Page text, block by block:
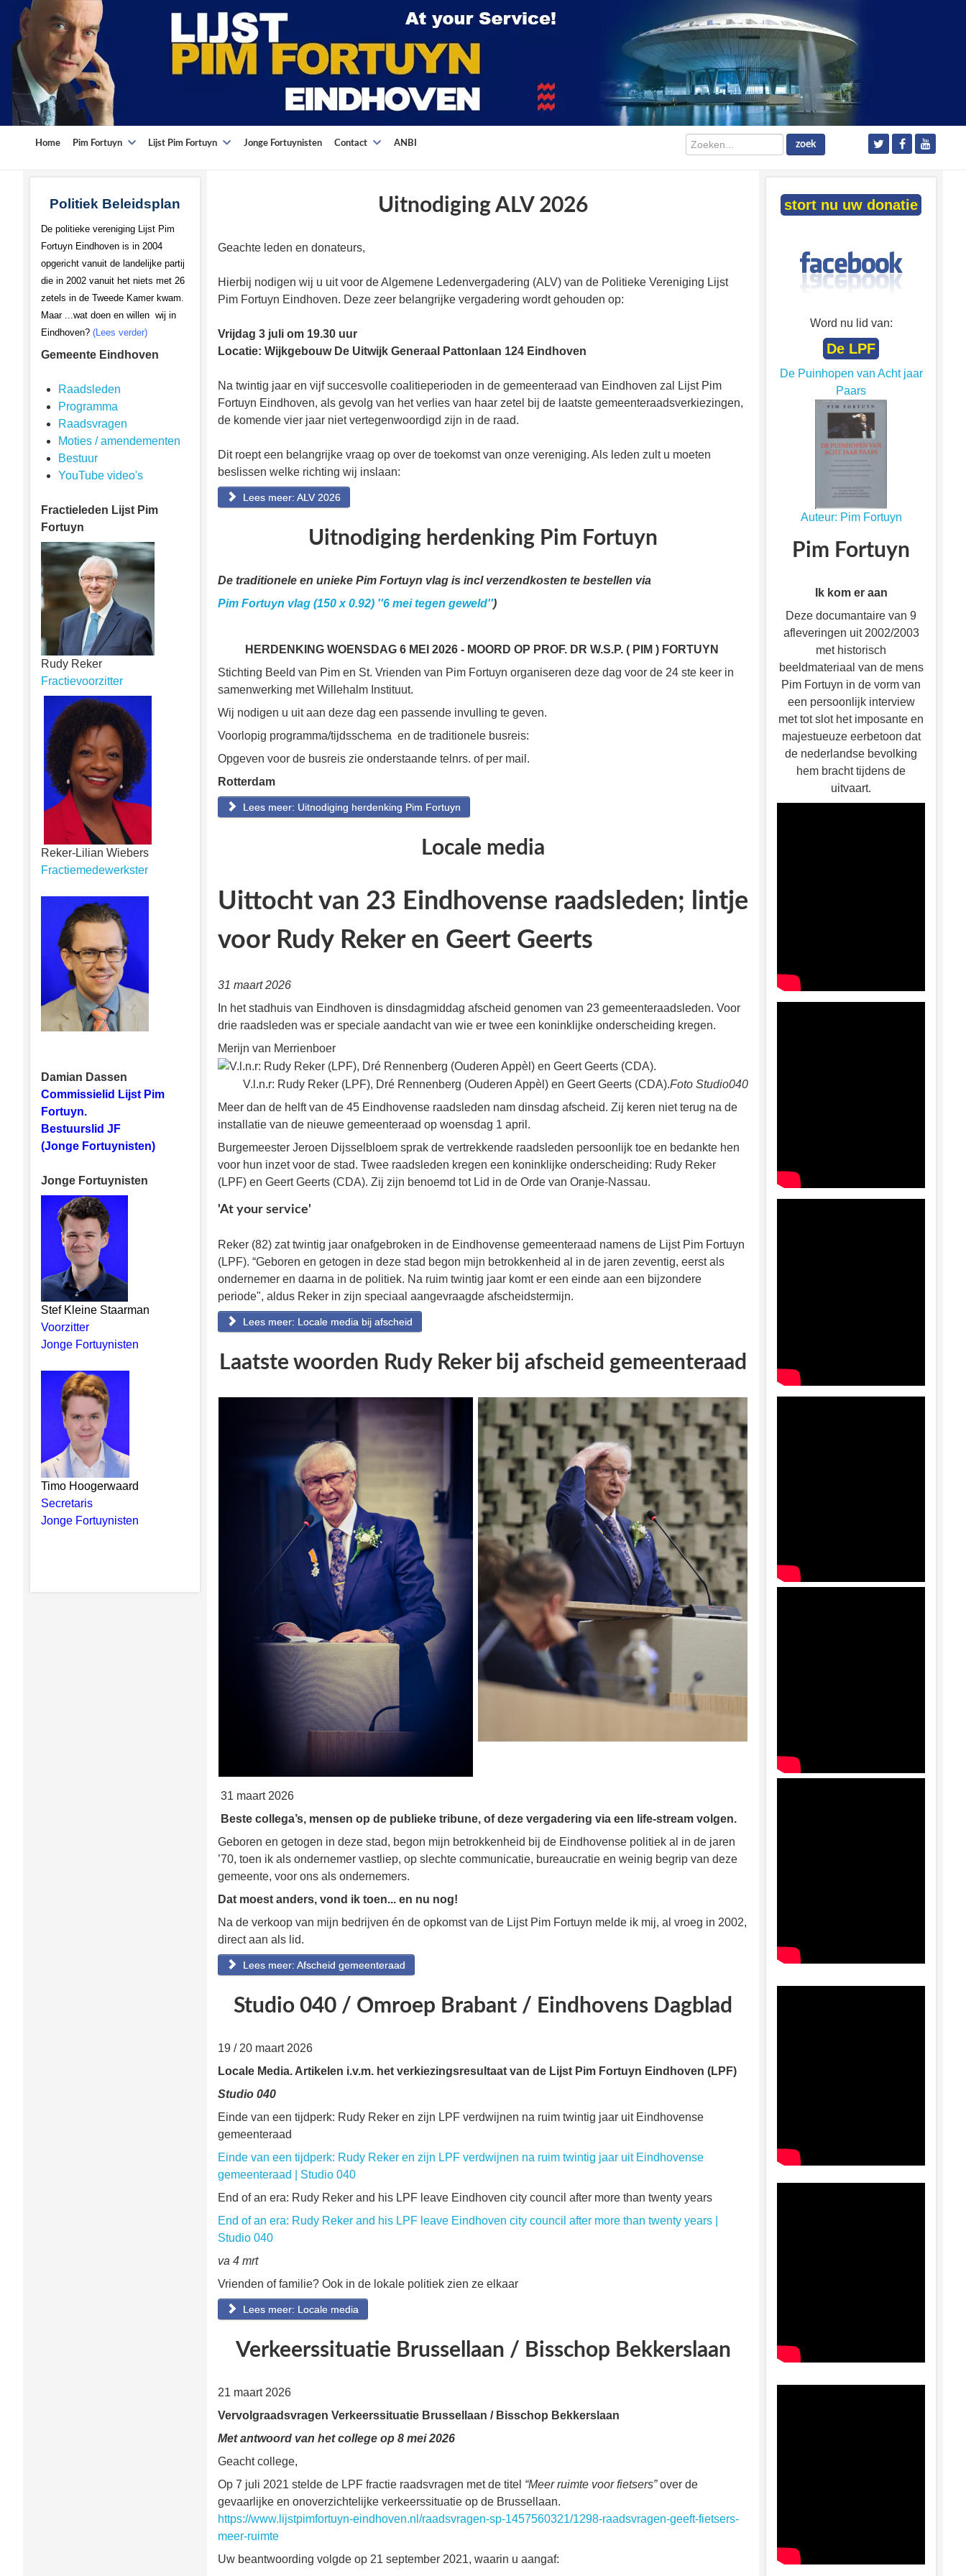
Home Pim Fortuyn Lijst Pim Fortuyn Jonge Fortuynisten Contact ANBI Zoeken... zoek
Politiek Beleidsplan
De politieke vereniging Lijst Pim
Fortuyn Eindhoven is in 2004
opgericht vanuit de landelijke partij
die in 2002 vanuit het niets met 26
zetels in de Tweede Kamer kwam.
Maar ...wat doen en willen wij in
Eindhoven? (Lees verder)
Gemeente Eindhoven
Raadsleden
Programma
Raadsvragen
Moties / amendementen
Bestuur
YouTube video's
Fractieleden Lijst Pim
Fortuyn
Rudy Reker
Fractievoorzitter
Reker-Lilian Wiebers
Fractiemedewerkster
Damian Dassen
Commissielid Lijst Pim
Fortuyn.
Bestuurslid JF
(Jonge Fortuynisten)
Jonge Fortuynisten
Stef Kleine Staarman
Voorzitter
Jonge Fortuynisten
Timo Hoogerwaard
Secretaris
Jonge Fortuynisten
Uitnodiging ALV 2026
Geachte leden en donateurs,
Hierbij nodigen wij u uit voor de Algemene Ledenvergadering (ALV) van de Politieke Vereniging Lijst
Pim Fortuyn Eindhoven. Deze zeer belangrijke vergadering wordt gehouden op:
Vrijdag 3 juli om 19.30 uur
Locatie: Wijkgebouw De Uitwijk Generaal Pattonlaan 124 Eindhoven
Na twintig jaar en vijf succesvolle coalitieperioden in de gemeenteraad van Eindhoven zal Lijst Pim
Fortuyn Eindhoven, als gevolg van het verlies van haar zetel bij de laatste gemeenteraadsverkiezingen,
de komende vier jaar niet vertegenwoordigd zijn in de raad.
Dit roept een belangrijke vraag op over de toekomst van onze vereniging. Als leden zult u moeten
beslissen welke richting wij inslaan:
Lees meer: ALV 2026
Uitnodiging herdenking Pim Fortuyn
De traditionele en unieke Pim Fortuyn vlag is incl verzendkosten te bestellen via
Pim Fortuyn vlag (150 x 0.92) ''6 mei tegen geweld'')
HERDENKING WOENSDAG 6 MEI 2026 - MOORD OP PROF. DR W.S.P. ( PIM ) FORTUYN
Stichting Beeld van Pim en St. Vrienden van Pim Fortuyn organiseren deze dag voor de 24 ste keer in
samenwerking met Willehalm Instituut.
Wij nodigen u uit aan deze dag een passende invulling te geven.
Voorlopig programma/tijdsschema en de traditionele busreis:
Opgeven voor de busreis zie onderstaande telnrs. of per mail.
Rotterdam
Lees meer: Uitnodiging herdenking Pim Fortuyn
Locale media
Uittocht van 23 Eindhovense raadsleden; lintje
voor Rudy Reker en Geert Geerts
31 maart 2026
In het stadhuis van Eindhoven is dinsdagmiddag afscheid genomen van 23 gemeenteraadsleden. Voor
drie raadsleden was er speciale aandacht van wie er twee een koninklijke onderscheiding kregen.
Merijn van Merrienboer
V.l.n.r: Rudy Reker (LPF), Dré Rennenberg (Ouderen Appèl) en Geert Geerts (CDA).Foto Studio040
Meer dan de helft van de 45 Eindhovense raadsleden nam dinsdag afscheid. Zij keren niet terug na de
installatie van de nieuwe gemeenteraad op woensdag 1 april.
Burgemeester Jeroen Dijsselbloem sprak de vertrekkende raadsleden persoonlijk toe en bedankte hen
voor hun inzet voor de stad. Twee raadsleden kregen een koninklijke onderscheiding: Rudy Reker
(LPF) en Geert Geerts (CDA). Zij zijn benoemd tot Lid in de Orde van Oranje-Nassau.
'At your service'
Reker (82) zat twintig jaar onafgebroken in de Eindhovense gemeenteraad namens de Lijst Pim Fortuyn
(LPF). “Geboren en getogen in deze stad begon mijn betrokkenheid al in de jaren zeventig, eerst als
ondernemer en daarna in de politiek. Na ruim twintig jaar komt er een einde aan een bijzondere
periode", aldus Reker in zijn speciaal aangevraagde afscheidstermijn.
Lees meer: Locale media bij afscheid
Laatste woorden Rudy Reker bij afscheid gemeenteraad
31 maart 2026
Beste collega’s, mensen op de publieke tribune, of deze vergadering via een life-stream volgen.
Geboren en getogen in deze stad, begon mijn betrokkenheid bij de Eindhovense politiek al in de jaren
’70, toen ik als ondernemer vastliep, op slechte communicatie, bureaucratie en weinig begrip van deze
gemeente, voor ons als ondernemers.
Dat moest anders, vond ik toen... en nu nog!
Na de verkoop van mijn bedrijven én de opkomst van de Lijst Pim Fortuyn melde ik mij, al vroeg in 2002,
direct aan als lid.
Lees meer: Afscheid gemeenteraad
Studio 040 / Omroep Brabant / Eindhovens Dagblad
19 / 20 maart 2026
Locale Media. Artikelen i.v.m. het verkiezingsresultaat van de Lijst Pim Fortuyn Eindhoven (LPF)
Studio 040
Einde van een tijdperk: Rudy Reker en zijn LPF verdwijnen na ruim twintig jaar uit Eindhovense
gemeenteraad
Einde van een tijdperk: Rudy Reker en zijn LPF verdwijnen na ruim twintig jaar uit Eindhovense
gemeenteraad | Studio 040
End of an era: Rudy Reker and his LPF leave Eindhoven city council after more than twenty years
End of an era: Rudy Reker and his LPF leave Eindhoven city council after more than twenty years |
Studio 040
va 4 mrt
Vrienden of familie? Ook in de lokale politiek zien ze elkaar
Lees meer: Locale media
Verkeerssituatie Brussellaan / Bisschop Bekkerslaan
21 maart 2026
Vervolgraadsvragen Verkeerssituatie Brussellaan / Bisschop Bekkerslaan
Met antwoord van het college op 8 mei 2026
Geacht college,
Op 7 juli 2021 stelde de LPF fractie raadsvragen met de titel “Meer ruimte voor fietsers”over de
gevaarlijke en onoverzichtelijke verkeerssituatie op de Brussellaan.
https://www.lijstpimfortuyn-eindhoven.nl/raadsvragen-sp-1457560321/1298-raadsvragen-geeft-fietsers-
meer-ruimte
Uw beantwoording volgde op 21 september 2021, waarin u aangaf:
stort nu uw donatie
Word nu lid van:
De LPF
De Puinhopen van Acht jaar
Paars
Auteur: Pim Fortuyn
Pim Fortuyn
Ik kom er aan
Deze documantaire van 9
afleveringen uit 2002/2003
met historisch
beeldmateriaal van de mens
Pim Fortuyn in de vorm van
een persoonlijk interview
met tot slot het imposante en
majestueuze eerbetoon dat
de nederlandse bevolking
hem bracht tijdens de
uitvaart.